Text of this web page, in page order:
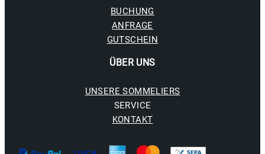
BUCHUNG
ANFRAGE
GUTSCHEIN
ÜBER UNS
UNSERE SOMMELIERS
SERVICE
KONTAKT